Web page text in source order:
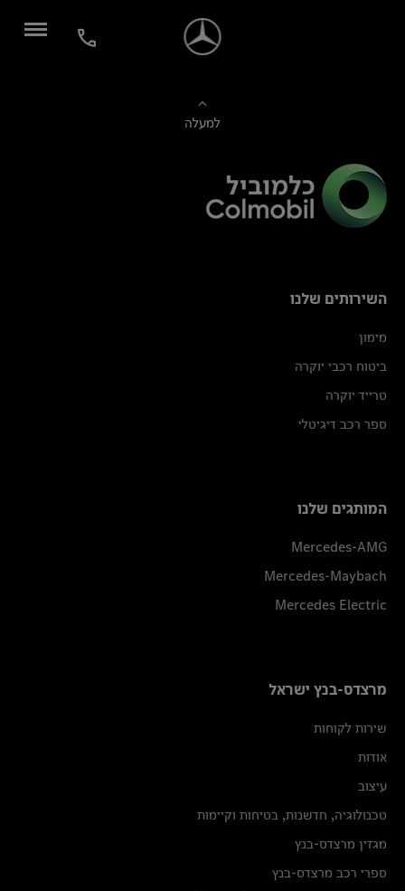
למעלה
השירותים שלנו
מימון
ביטוח רכבי יוקרה
טרייד יוקרה
ספר רכב דיגיטלי
המותגים שלנו
Mercedes-AMG
Mercedes-Maybach
Mercedes Electric
מרצדס-בנץ ישראל
שירות לקוחות
אודות
עיצוב
טכנולוגיה, חדשנות, בטיחות וקיימות
מגזין מרצדס-בנץ
ספרי רכב מרצדס-בנץ